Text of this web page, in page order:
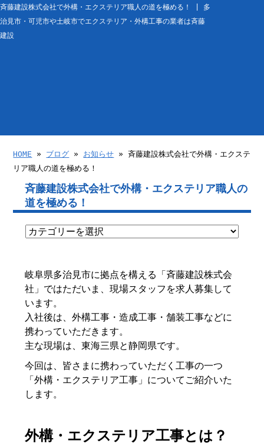
斉藤建設株式会社で外構・エクステリア職人の道を極める！ | 多
治見市・可児市や土岐市でエクステリア・外構工事の業者は斉藤
建設
HOME » ブログ » お知らせ » 斉藤建設株式会社で外構・エクステ
リア職人の道を極める！
斉藤建設株式会社で外構・エクステリア職人の
道を極める！
岐阜県多治見市に拠点を構える「斉藤建設株式会
社」ではただいま、現場スタッフを求人募集して
います。
入社後は、外構工事・造成工事・舗装工事などに
携わっていただきます。
主な現場は、東海三県と静岡県です。
今回は、皆さまに携わっていただく工事の一つ
「外構・エクステリア工事」についてご紹介いた
します。
外構・エクステリア工事とは？